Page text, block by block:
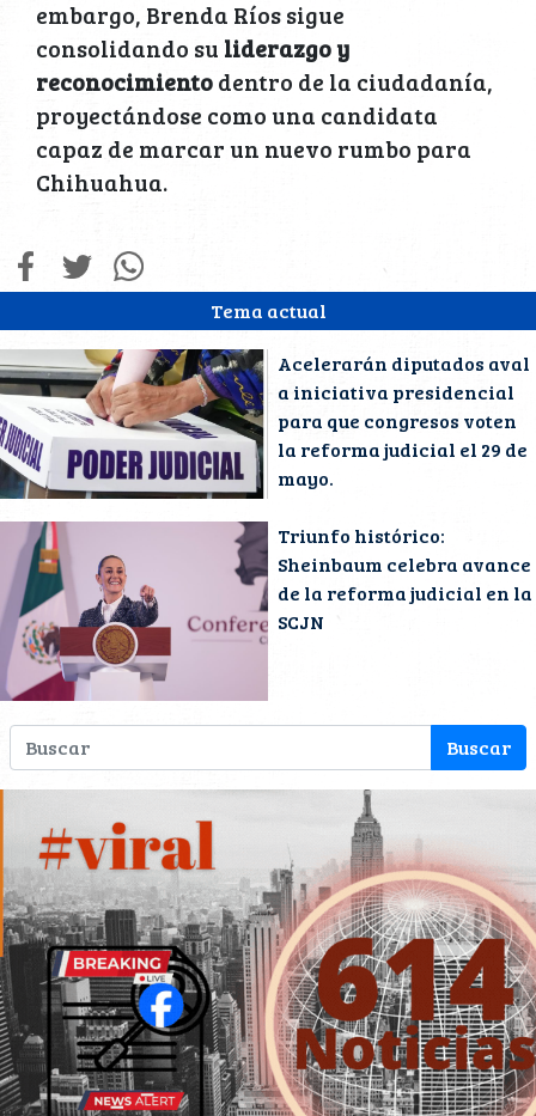
Tema actual
Acelerarán diputados aval
a iniciativa presidencial
para que congresos voten
la reforma judicial el 29 de
mayo.
Triunfo histórico:
Sheinbaum celebra avance
de la reforma judicial en la
SCJN
embargo, Brenda Ríos sigue
consolidando su liderazgo y
reconocimientodentro de la ciudadanía,
proyectándose como una candidata
capaz de marcar un nuevo rumbo para
Chihuahua.